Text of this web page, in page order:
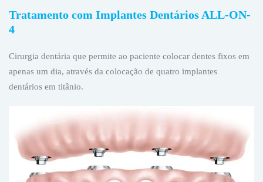
Tratamento com Implantes Dentários ALL-ON-
4
Cirurgia dentária que permite ao paciente colocar dentes fixos em
apenas um dia, através da colocação de quatro implantes
dentários em titânio.